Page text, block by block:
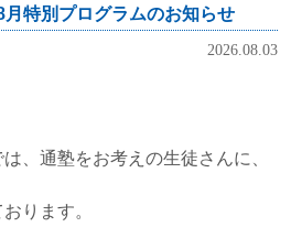
特別プログラムのお知らせ
2026.08.03
、通塾をお考えの生徒さんに、
ります。